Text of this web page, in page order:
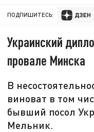
ПОДПИШИТЕСЬ:
Украинский
провале Минска
В
виноват в том
бывший посол
Мельник.